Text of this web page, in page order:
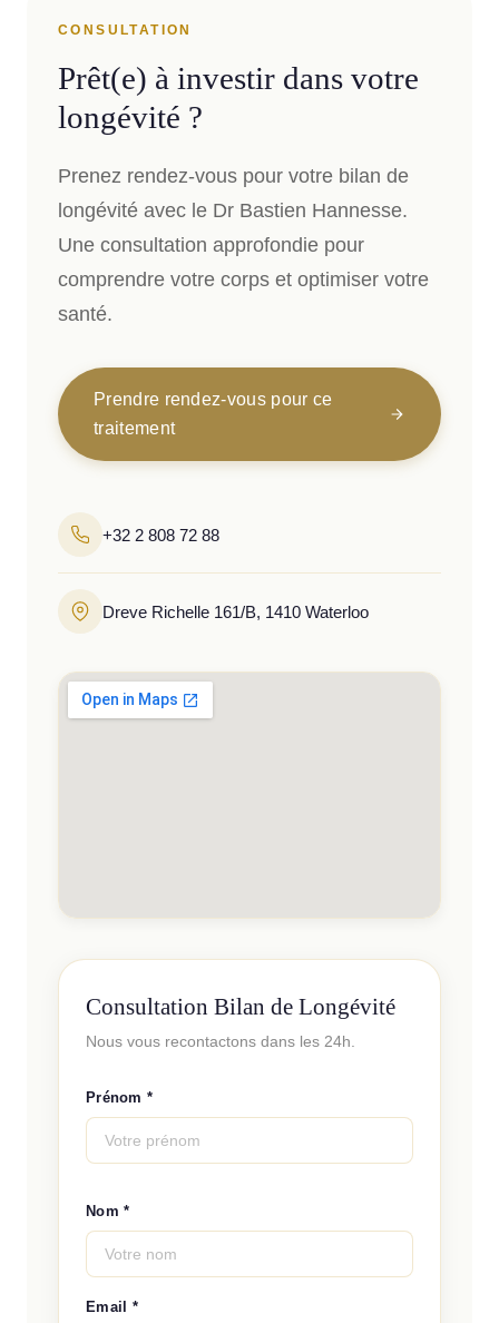
CONSULTATION
Prêt(e) à investir dans votre
longévité ?
Prenez rendez-vous pour votre bilan de
longévité avec le Dr Bastien Hannesse.
Une consultation approfondie pour
comprendre votre corps et optimiser votre
santé.
Prendre rendez-vous pour ce
traitement
+32 2 808 72 88
Dreve Richelle 161/B, 1410 Waterloo
Consultation Bilan de Longévité
Nous vous recontactons dans les 24h.
Prénom *
Nom *
Email *